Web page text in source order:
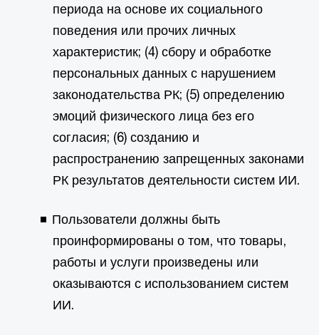
периода на основе их социального
поведения или прочих личных
характеристик; (4) сбору и обработке
персональных данных с нарушением
законодательства РК; (5) определению
эмоций физического лица без его
согласия; (6) созданию и
распространению запрещенных законами
РК результатов деятельности систем ИИ.
Пользователи должны быть
проинформированы о том, что товары,
работы и услуги произведены или
оказываются с использованием систем
ИИ.